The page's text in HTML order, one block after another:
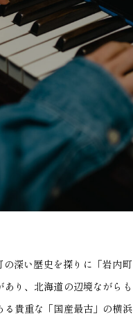
深い歴史を探りに「岩内町
り、北海道の辺境ながらも
貴重な「国産最古」の横浜